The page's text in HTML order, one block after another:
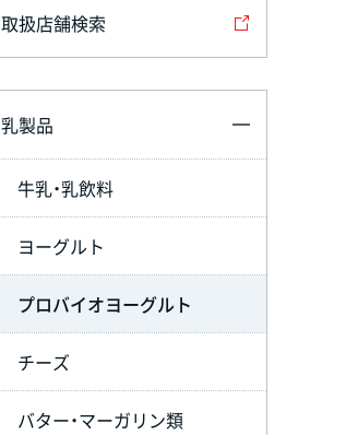
取扱店舗検索
乳製品
牛乳・乳飲料
ヨーグルト
プロバイオヨーグルト
チーズ
バター・マーガリン類